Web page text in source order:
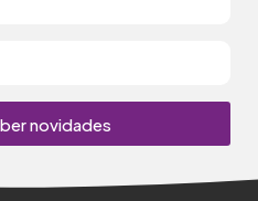
novidades